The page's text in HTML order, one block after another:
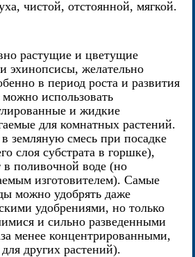
чистой, отстоянной, мягкой.
растущие и цветущие
эхинопсисы, желательно
в период роста и развития
использовать
и жидкие
для комнатных растений.
земляную смесь при посадке
слоя субстрата в горшке),
в поливочной воде (но
изготовителем). Самые
можно удобрять даже
удобрениями, но только
и сильно разведенными
менее концентрированными,
других растений).